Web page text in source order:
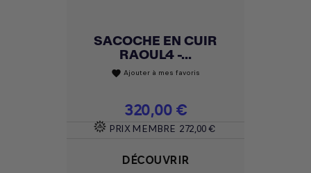
SACOCHE EN CUIR
RAOUL4 -...
favorite Ajouter à mes favoris
Prix
320,00 €
PRIX MEMBRE 272,00 €
DÉCOUVRIR